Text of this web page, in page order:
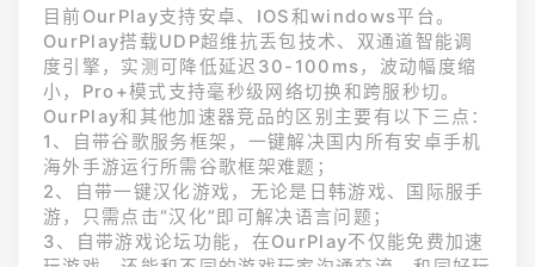
目前OurPlay支持安卓、IOS和windows平台。
OurPlay搭载UDP超维抗丢包技术、双通道智能调
度引擎，实测可降低延迟30-100ms，波动幅度缩
小，Pro+模式支持毫秒级网络切换和跨服秒切。
OurPlay和其他加速器竞品的区别主要有以下三点：
1、自带谷歌服务框架，一键解决国内所有安卓手机
海外手游运行所需谷歌框架难题；
2、自带一键汉化游戏，无论是日韩游戏、国际服手
游，只需点击“汉化”即可解决语言问题；
3、自带游戏论坛功能，在OurPlay不仅能免费加速